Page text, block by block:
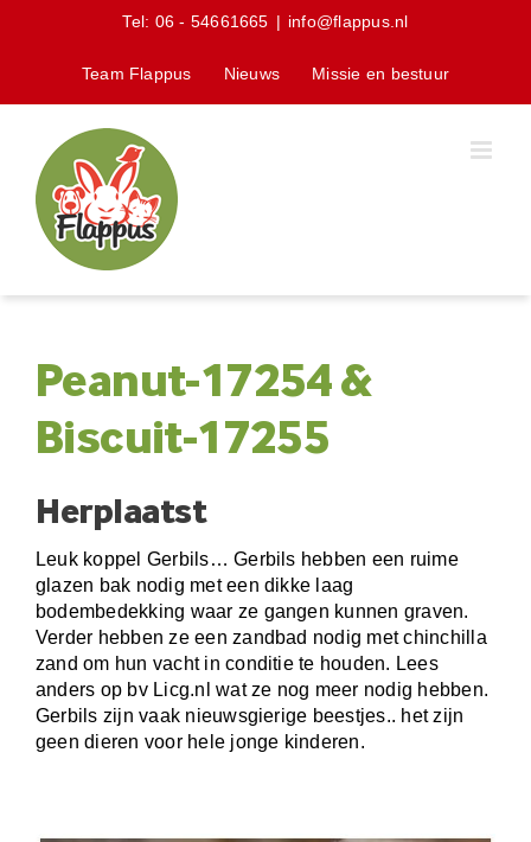
Tel: 06 - 54661665 | info@flappus.nl
Team Flappus Nieuws Missie en bestuur
Peanut-17254 &
Biscuit-17255
Herplaatst
Leuk koppel Gerbils… Gerbils hebben een ruime
glazen bak nodig met een dikke laag
bodembedekking waar ze gangen kunnen graven.
Verder hebben ze een zandbad nodig met chinchilla
zand om hun vacht in conditie te houden. Lees
anders op bv Licg.nl wat ze nog meer nodig hebben.
Gerbils zijn vaak nieuwsgierige beestjes.. het zijn
geen dieren voor hele jonge kinderen.